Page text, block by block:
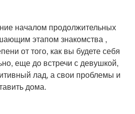
началом продолжительных
этапом знакомства ,
от того, как вы будете себя
еще до встречи с девушкой,
лад, а свои проблемы и
дома.